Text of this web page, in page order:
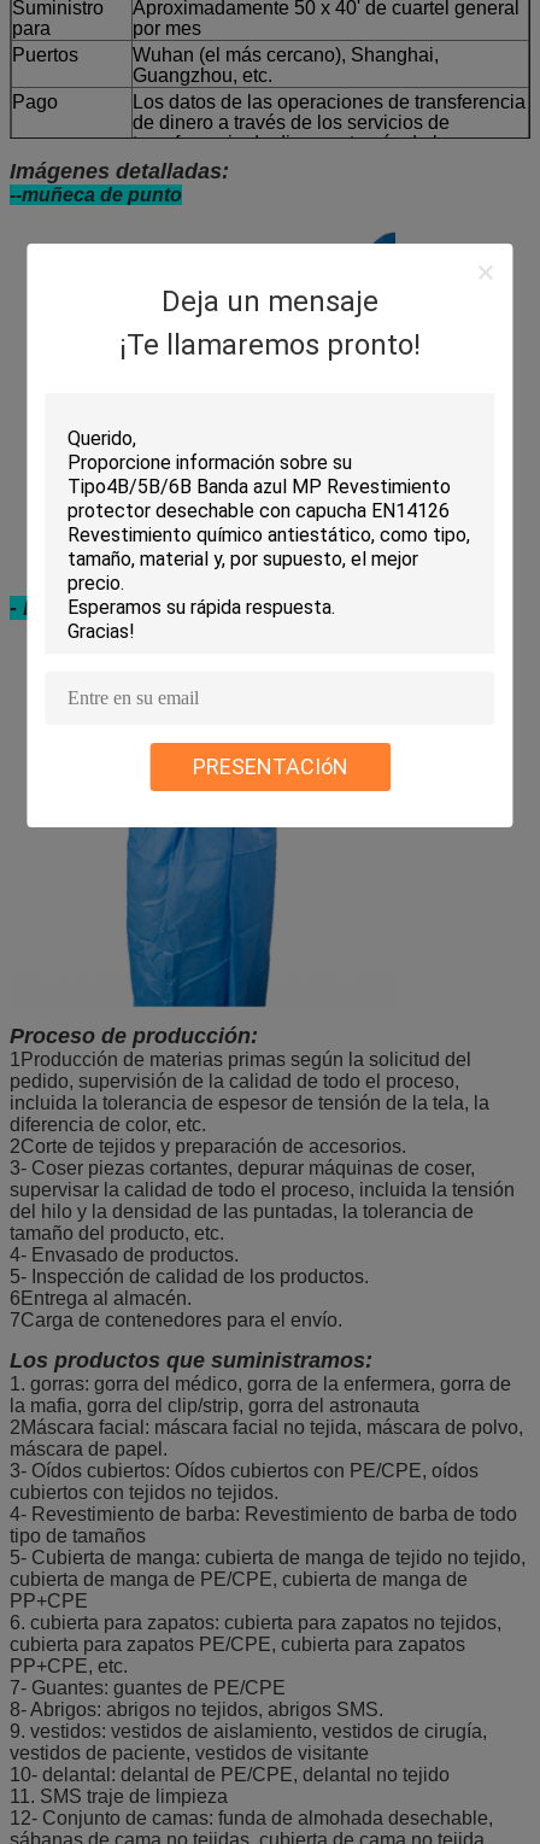
Deja un mensaje
¡Te llamaremos pronto!
PRESENTACIóN
Suministro
para
Aproximadamente 50 x 40' de cuartel general
por mes
Puertos
Wuhan (el más cercano), Shanghai,
Guangzhou, etc.
Pago
Los datos de las operaciones de transferencia
de dinero a través de los servicios de
transferencia de dinero a través de los
servicios de transferencia de dinero a través
de los servicios de transferencia de dinero.
Tiempo de
4-6 semanas, puede ser negociado
Imágenes detalladas:
--muñeca de punto
- Los lazos de la cintura
Proceso de producción:
1Producción de materias primas según la solicitud del
pedido, supervisión de la calidad de todo el proceso,
incluida la tolerancia de espesor de tensión de la tela, la
diferencia de color, etc.
2Corte de tejidos y preparación de accesorios.
3- Coser piezas cortantes, depurar máquinas de coser,
supervisar la calidad de todo el proceso, incluida la tensión
del hilo y la densidad de las puntadas, la tolerancia de
tamaño del producto, etc.
4- Envasado de productos.
5- Inspección de calidad de los productos.
6Entrega al almacén.
7Carga de contenedores para el envío.
Los productos que suministramos:
1. gorras: gorra del médico, gorra de la enfermera, gorra de
la mafia, gorra del clip/strip, gorra del astronauta
2Máscara facial: máscara facial no tejida, máscara de polvo,
máscara de papel.
3- Oídos cubiertos: Oídos cubiertos con PE/CPE, oídos
cubiertos con tejidos no tejidos.
4- Revestimiento de barba: Revestimiento de barba de todo
tipo de tamaños
5- Cubierta de manga: cubierta de manga de tejido no tejido,
cubierta de manga de PE/CPE, cubierta de manga de
PP+CPE
6. cubierta para zapatos: cubierta para zapatos no tejidos,
cubierta para zapatos PE/CPE, cubierta para zapatos
PP+CPE, etc.
7- Guantes: guantes de PE/CPE
8- Abrigos: abrigos no tejidos, abrigos SMS.
9. vestidos: vestidos de aislamiento, vestidos de cirugía,
vestidos de paciente, vestidos de visitante
10- delantal: delantal de PE/CPE, delantal no tejido
11. SMS traje de limpieza
12- Conjunto de camas: funda de almohada desechable,
sábanas de cama no tejidas, cubierta de cama no tejida.